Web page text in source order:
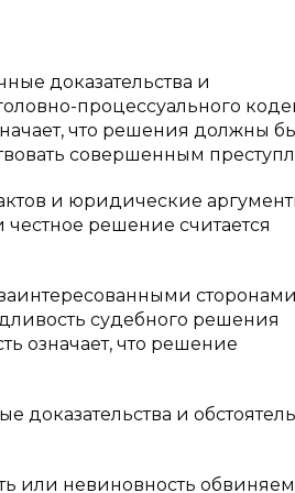
доказательства и
процессуального
что решения должны
совершенным
и юридические
решение считается
судебного решения
означает, что решение
доказательства и
или невиновность